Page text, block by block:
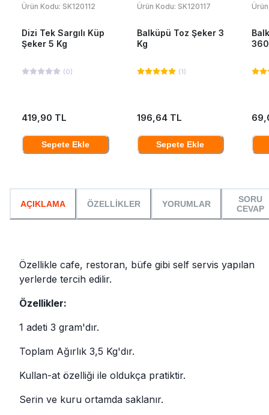
Ürün Kodu: SK120112
Dizi Tek Sargılı Küp
Şeker 5 Kg
(0)
419,90 TL
Sepete Ekle
Ürün Kodu: SK120117
Balküpü Toz Şeker 3
Kg
(1)
196,64 TL
Sepete Ekle
AÇIKLAMA ÖZELLİKLER YORUMLAR
SORU
CEVAP
Özellikle cafe, restoran, büfe gibi self servis yapılan
yerlerde tercih edilir.
Özellikler:
1 adeti 3 gram'dır.
Toplam Ağırlık 3,5 Kg'dır.
Kullan-at özelliği ile oldukça pratiktir.
Serin ve kuru ortamda saklanır.